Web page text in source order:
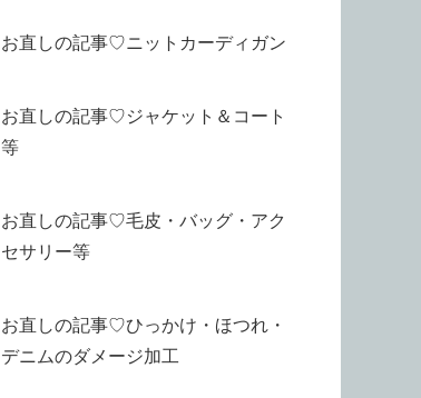
お直しの記事♡ニットカーディガン
お直しの記事♡ジャケット＆コート
等
お直しの記事♡毛皮・バッグ・アク
セサリー等
お直しの記事♡ひっかけ・ほつれ・
デニムのダメージ加工